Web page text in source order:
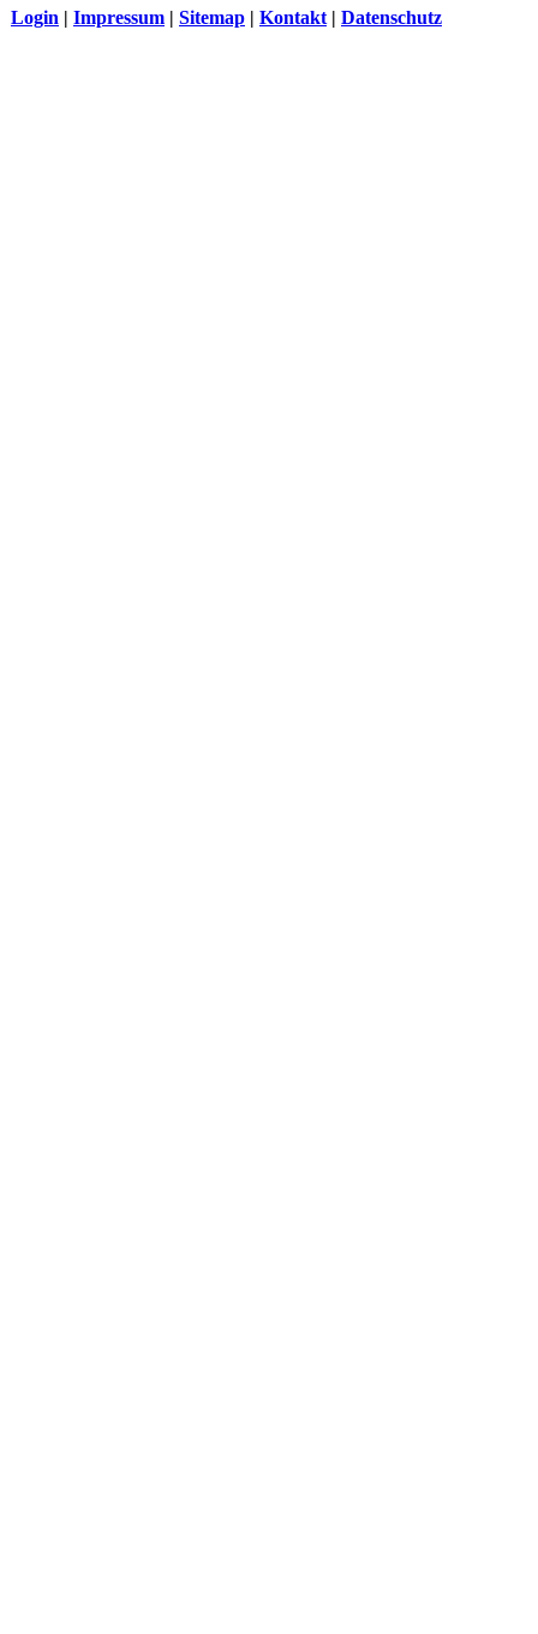
Login | Impressum | Sitemap | Kontakt | Datenschutz